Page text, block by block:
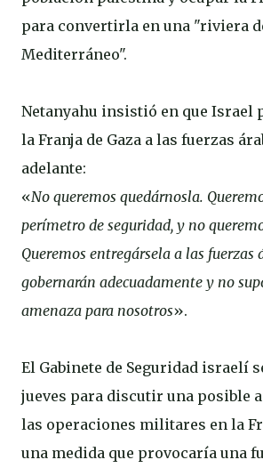
para convertirla en una "riviera
Mediterráneo".
Netanyahu insistió en que Israel
la Franja de Gaza a las fuerzas
adelante:
«No queremos quedárnosla.
perímetro de seguridad, y no
Queremos entregársela a las fuerzas
gobernarán adecuadamente y no
amenaza para nosotros».
El Gabinete de Seguridad israelí
jueves para discutir una posible
las operaciones militares en la
una medida que provocaría una